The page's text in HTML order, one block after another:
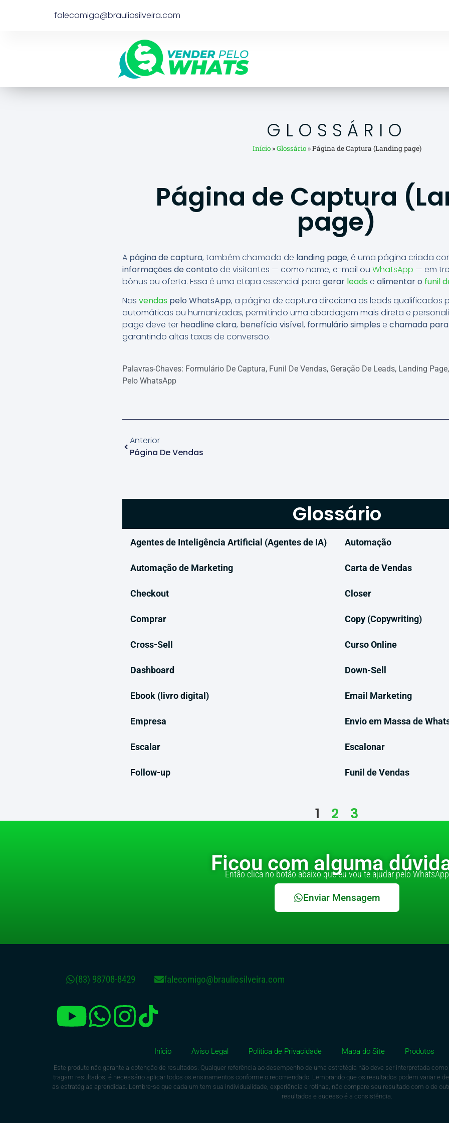
falecomigo@brauliosilveira.com
GLOSSÁRIO
Início»Glossário»Página de Captura (Landing page)
Página de Captura
page)
A página de captura, também chamada de landing page, é uma página criada
informações de contato de visitantes — como nome, e-mail ou WhatsApp — em
bônus ou oferta. Essa é uma etapa essencial para gerar leads e alimentar o funil
Nas vendas pelo WhatsApp, a página de captura direciona os leads qualificados
automáticas ou humanizadas, permitindo uma abordagem mais direta e
page deve ter headline clara, benefício visível, formulário simples e chamada
garantindo altas taxas de conversão.
Palavras-Chaves: Formulário De Captura, Funil De Vendas, Geração De Leads, Landing Page,
Pelo WhatsApp
Anterior
Página De Vendas
Glossário
Agentes de Inteligência Artificial (Agentes de IA) Automação
Automação de Marketing Carta de Vendas
Checkout Closer
Comprar Copy (Copywriting)
Cross-Sell Curso Online
Dashboard Down-Sell
Ebook (livro digital) Email Marketing
Empresa Envio em Massa de
Escalar Escalonar
Follow-up Funil de Vendas
1 2 3
Ficou com alguma
Então clica no botão abaixo que eu vou te ajudar pelo WhatsApp
Enviar Mensagem
(83) 98708-8429 falecomigo@brauliosilveira.com
Início Aviso Legal Política de Privacidade Mapa do Site Produtos
Este produto não garante a obtenção de resultados. Qualquer referência ao desempenho de uma estratégia não deve ser interpretada
tragam resultados, é necessário aplicar todos os ensinamentos conforme o recomendado. Lembrando que os resultados podem variar e
as estratégias aprendidas. Lembre-se que cada um tem sua individualidade, experiência e rotinas, não compare seu resultado com o de
resultados e sucesso é a consistência.